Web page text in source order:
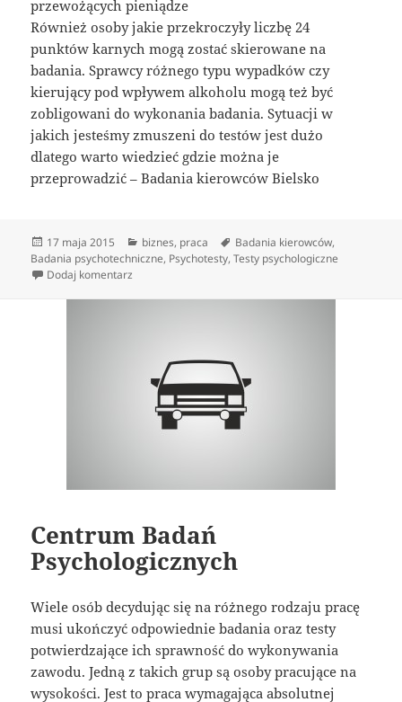
przewożących pieniądze
Również osoby jakie przekroczyły liczbę 24
punktów karnych mogą zostać skierowane na
badania. Sprawcy różnego typu wypadków czy
kierujący pod wpływem alkoholu mogą też być
zobligowani do wykonania badania. Sytuacji w
jakich jesteśmy zmuszeni do testów jest dużo
dlatego warto wiedzieć gdzie można je
przeprowadzić – Badania kierowców Bielsko
Data
publikacji
17 maja 2015 Kategorie
biznes, praca Tagi
Badania kierowców,
Badania psychotechniczne, Psychotesty,Testy psychologiczne
Dodaj komentarz
Centrum Badań
Psychologicznych
Wiele osób decydując się na różnego rodzaju pracę
musi ukończyć odpowiednie badania oraz testy
potwierdzające ich sprawność do wykonywania
zawodu. Jedną z takich grup są osoby pracujące na
wysokości. Jest to praca wymagająca absolutnej